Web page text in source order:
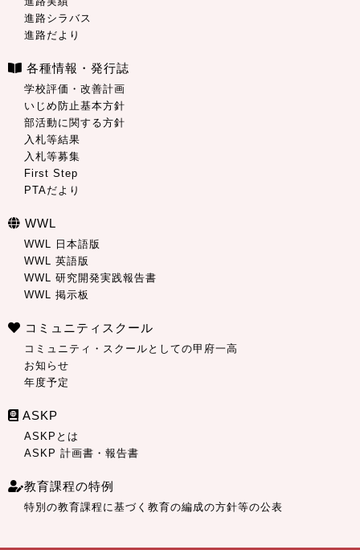
進路シラバス
進路だより
各種情報・発行誌
学校評価・改善計画
いじめ防止基本方針
部活動に関する方針
入札等結果
入札等募集
First Step
PTAだより
WWL
WWL 日本語版
WWL 英語版
WWL 研究開発実践報告書
WWL 掲示板
コミュニティスクール
コミュニティ・スクールとしての甲府一高
お知らせ
年度予定
ASKP
ASKPとは
ASKP 計画書・報告書
教育課程の特例
特別の教育課程に基づく教育の編成の方針等の公表